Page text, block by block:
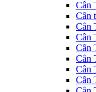
Cân
Cân
Cân
Cân
Cân
Cân
Cân
Cân